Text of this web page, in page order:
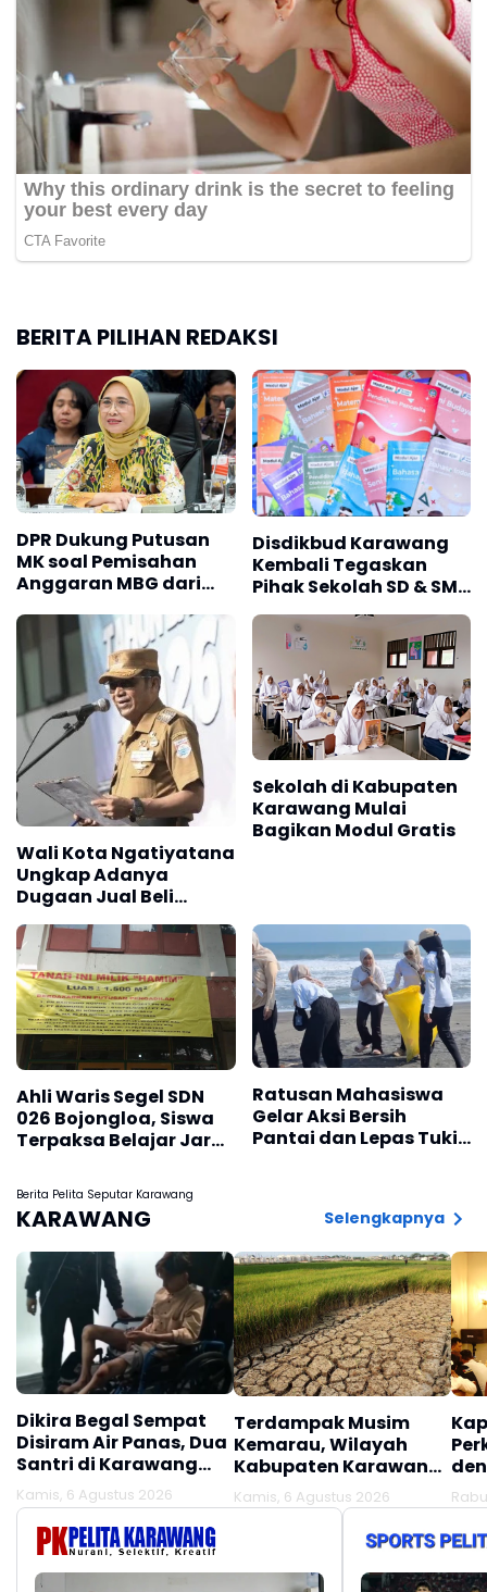
BERITA PILIHAN REDAKSI
DPR Dukung Putusan
MK soal Pemisahan
Anggaran MBG dari
Disdikbud Karawang
Kembali Tegaskan
Pihak Sekolah SD & SMP
Jual LKS, Bola
Melanggar Pasti Kena
Sanksi
Wali Kota Ngatiyatana
Ungkap Adanya
Dugaan Jual Beli
Sekolah di Kabupaten
Karawang Mulai
Bagikan Modul Gratis
Ahli Waris Segel SDN
026 Bojongloa, Siswa
Terpaksa Belajar Jarak
Ratusan Mahasiswa
Gelar Aksi Bersih
Pantai dan Lepas Tukik
Berita Pelita Seputar Karawang
KARAWANG Selengkapnya
Dikira Begal Sempat
Disiram Air Panas, Dua
Santri di Karawang
Terluka Akibat Aksi
Oknum Linmas
Kamis, 6 Agustus 2026
Terdampak Musim
Kemarau, Wilayah
Kabupaten Karawang
Kekeringan Makin
Meluas
Kamis, 6 Agustus 2026